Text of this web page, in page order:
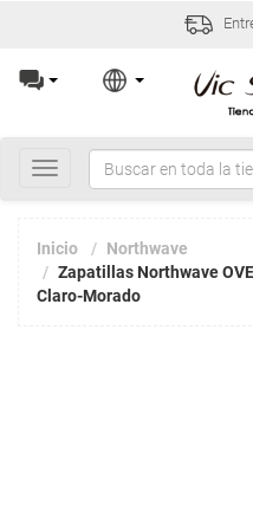
Entrega en 24/72h
Toggle
navigation
Inicio
Northwave
Zapatillas Northwave
Claro-Morado